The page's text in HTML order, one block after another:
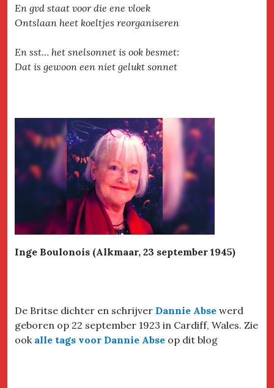
En gvd staat voor die ene vloek
Ontslaan heet koeltjes reorganiseren
En sst… het snelsonnet is ook besmet:
Dat is gewoon een niet gelukt sonnet
Inge Boulonois (Alkmaar, 23 september 1945)
De Britse dichter en schrijver Dannie Abse werd
geboren op 22 september 1923 in Cardiff, Wales. Zie
ook alle tags voor Dannie Abse op dit blog